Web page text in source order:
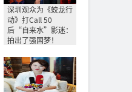
深圳观众为《蛟龙行
动》打Call 50
后“自来水”影迷：
拍出了强国梦！